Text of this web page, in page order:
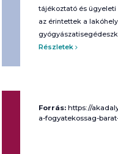
tájékoztató és ügyeleti
az érintettek a
Részletek
Forrás: https://
a-fogyatekossag-